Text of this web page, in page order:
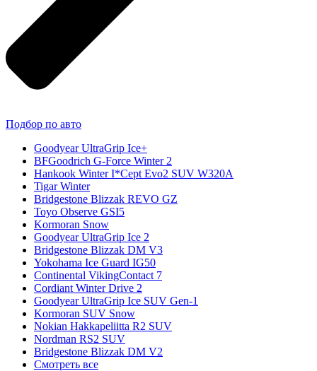
Подбор по авто
Goodyear UltraGrip Ice+
BFGoodrich G-Force Winter 2
Hankook Winter I*Cept Evo2 SUV W320A
Tigar Winter
Bridgestone Blizzak REVO GZ
Toyo Observe GSI5
Kormoran Snow
Goodyear UltraGrip Ice 2
Bridgestone Blizzak DM V3
Yokohama Ice Guard IG50
Continental VikingContact 7
Cordiant Winter Drive 2
Goodyear UltraGrip Ice SUV Gen-1
Kormoran SUV Snow
Nokian Hakkapeliitta R2 SUV
Nordman RS2 SUV
Bridgestone Blizzak DM V2
Смотреть все